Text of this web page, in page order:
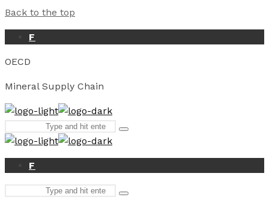
Back to the top
F
OECD
Mineral Supply Chain
for:
Type
enter
F
Type